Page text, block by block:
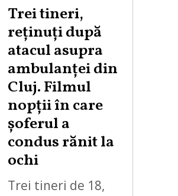
Trei tineri,
reținuți după
atacul asupra
ambulanței din
Cluj. Filmul
nopții în care
șoferul a
condus rănit la
ochi
Trei tineri de 18,